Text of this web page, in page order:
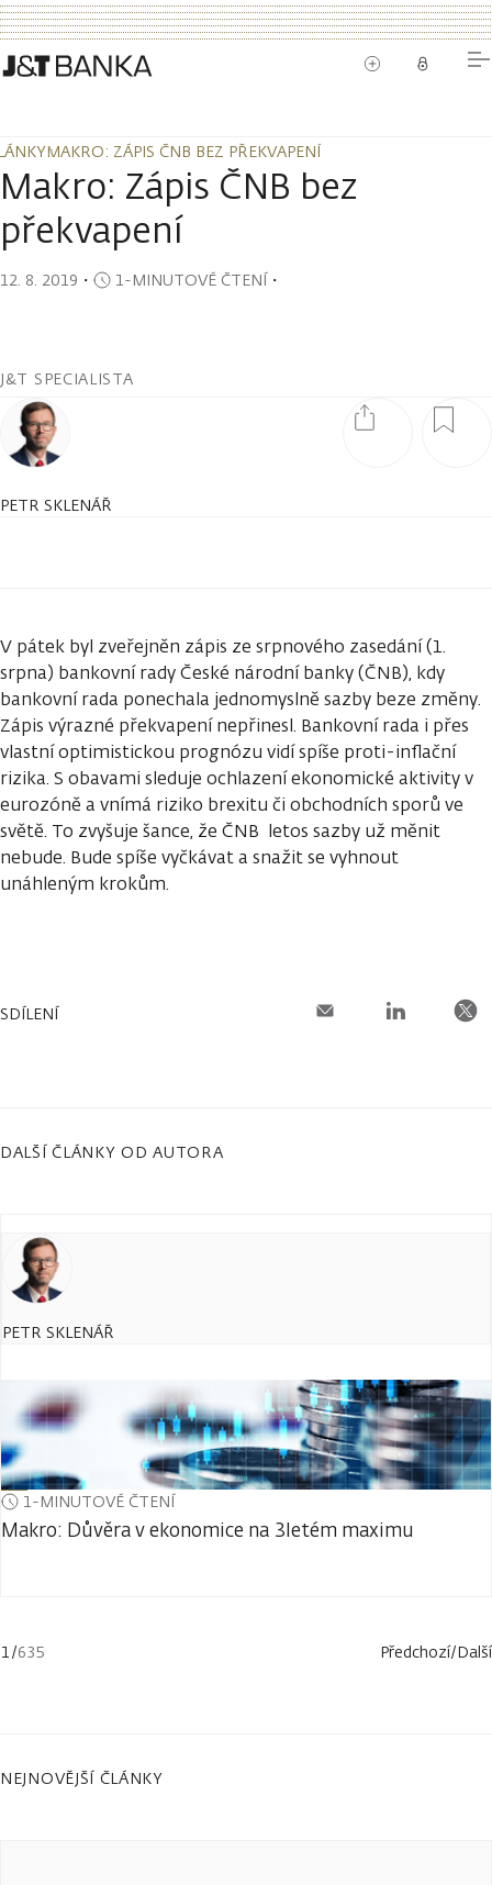
MAKRO: ZÁPIS ČNB BEZ PŘEKVAPENÍ
MAKRO: ZÁPIS ČNB BEZ PŘEKVAPENÍ
Makro: Zápis ČNB bez
překvapení
12. 8. 2019 ・ 1-MINUTOVÉ ČTENÍ・
J&T SPECIALISTA
PETR SKLENÁŘ
V pátek byl zveřejněn zápis ze srpnového zasedání (1.
srpna) bankovní rady České národní banky (ČNB), kdy
bankovní rada ponechala jednomyslně sazby beze změny.
Zápis výrazné překvapení nepřinesl. Bankovní rada i přes
vlastní optimistickou prognózu vidí spíše proti-inflační
rizika. S obavami sleduje ochlazení ekonomické aktivity v
eurozóně a vnímá riziko brexitu či obchodních sporů ve
světě. To zvyšuje šance, že ČNB letos sazby už měnit
nebude. Bude spíše vyčkávat a snažit se vyhnout
unáhleným krokům.
SDÍLENÍ
DALŠÍ ČLÁNKY OD AUTORA
PETR SKLENÁŘ
1-MINUTOVÉ ČTENÍ
Makro: Důvěra v ekonomice na 3letém maximu
1/635 Předchozí/Další
NEJNOVĚJŠÍ ČLÁNKY